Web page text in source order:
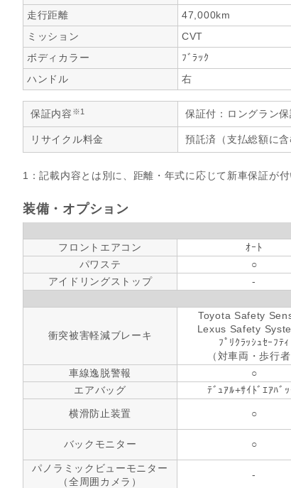
走行距離
47,000km
ミッション
CVT
ボディカラー
ﾌﾞﾗｯｸ
ハンドル
右
保証内容 ※1 保証付：ロングラン
リサイクル料金 預託済（支払総額に
1：記載内容とは別に、距離・年式に応じて新車保証が
装備・オプション
フロントエアコン
ｵｰﾄ
パワステ
○
アイドリングストップ
-
衝突被害軽減ブレーキ
Toyota Safety
Lexus Safety
ﾌﾟﾘｸﾗｯｼｭｾｰﾌﾃｨ
（対車両・歩行者
車線逸脱警報 ○
エアバッグ
ﾃﾞｭｱﾙ+ｻｲﾄﾞｴｱﾊﾞｯ
横滑防止装置 ○
バックモニター ○
パノラミックビューモニター
（全周囲カメラ）
-